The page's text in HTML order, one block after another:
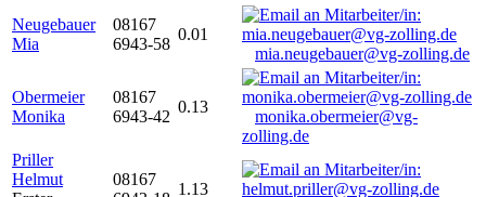
Neugebauer
Mia
08167
6943-58
0.01
mia.neugebauer@vg-zolling.de
Obermeier
Monika
08167
6943-42
0.13
monika.obermeier@vg-
zolling.de
Priller
Helmut
08167
1.13